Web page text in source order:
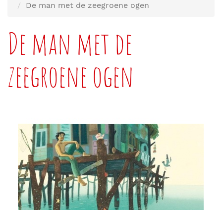
De man met de zeegroene ogen
De man met de
zeegroene ogen